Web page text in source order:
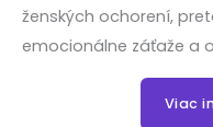
ženských ochorení,
emocionálne záťaže a
Viac